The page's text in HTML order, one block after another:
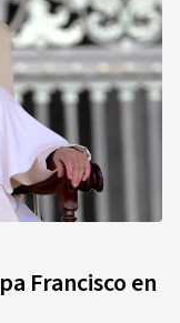
Francisco en